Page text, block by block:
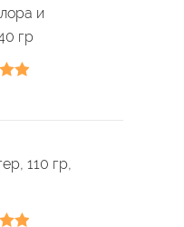
и
гр
110 гр,